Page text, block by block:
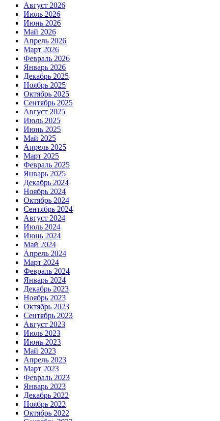
Август 2026
Июль 2026
Июнь 2026
Май 2026
Апрель 2026
Март 2026
Февраль 2026
Январь 2026
Декабрь 2025
Ноябрь 2025
Октябрь 2025
Сентябрь 2025
Август 2025
Июль 2025
Июнь 2025
Май 2025
Апрель 2025
Март 2025
Февраль 2025
Январь 2025
Декабрь 2024
Ноябрь 2024
Октябрь 2024
Сентябрь 2024
Август 2024
Июль 2024
Июнь 2024
Май 2024
Апрель 2024
Март 2024
Февраль 2024
Январь 2024
Декабрь 2023
Ноябрь 2023
Октябрь 2023
Сентябрь 2023
Август 2023
Июль 2023
Июнь 2023
Май 2023
Апрель 2023
Март 2023
Февраль 2023
Январь 2023
Декабрь 2022
Ноябрь 2022
Октябрь 2022